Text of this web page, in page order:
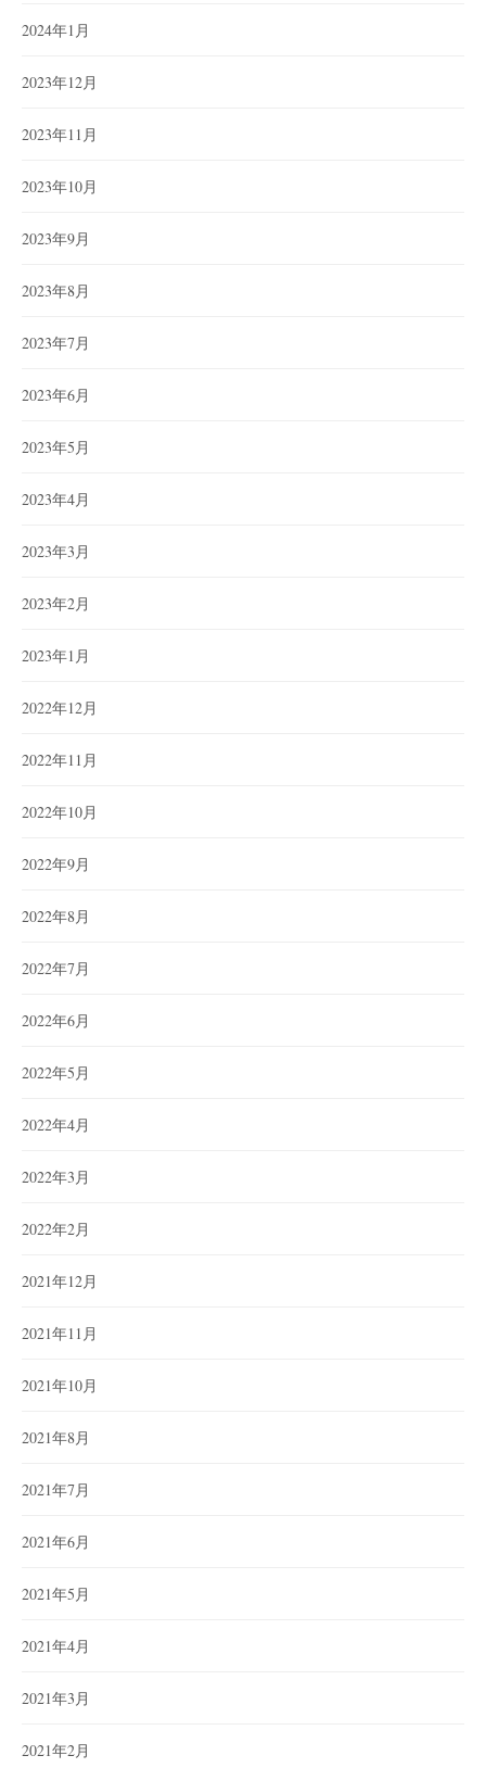
2024年1月
2023年12月
2023年11月
2023年10月
2023年9月
2023年8月
2023年7月
2023年6月
2023年5月
2023年4月
2023年3月
2023年2月
2023年1月
2022年12月
2022年11月
2022年10月
2022年9月
2022年8月
2022年7月
2022年6月
2022年5月
2022年4月
2022年3月
2022年2月
2021年12月
2021年11月
2021年10月
2021年8月
2021年7月
2021年6月
2021年5月
2021年4月
2021年3月
2021年2月